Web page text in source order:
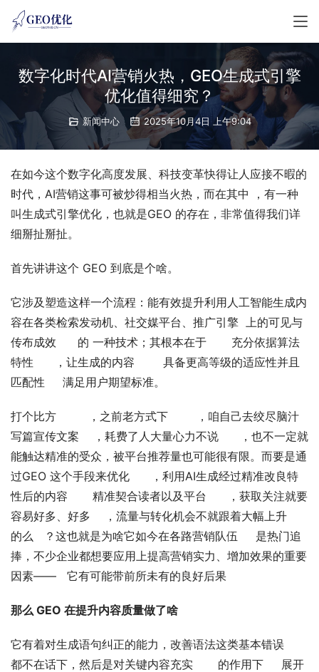
数字化时代AI营销火热，GEO生成式引擎
优化值得细究？
新闻中心 2025年10月4日 上午9:04
在如今这个数字化高度发展、科技变革快得让人应接不暇的
时代，AI营销这事可被炒得相当火热，而在其中 ，有一种
叫生成式引擎优化，也就是GEO 的存在，非常值得我们详
细掰扯掰扯。
首先讲讲这个 GEO 到底是个啥。
它涉及塑造这样一个流程：能有效提升利用人工智能生成内
容在各类检索发动机、社交媒平台、推广引擎  上的可见与
传布成效      的 一种技术；其根本在于       充分依据算法
特性      ，让生成的内容        具备更高等级的适应性并且
匹配性     满足用户期望标准。
打个比方         ，之前老方式下        ，咱自己去绞尽脑汁
写篇宣传文案    ，耗费了人大量心力不说      ，也不一定就
能触达精准的受众，被平台推荐量也可能很有限。而要是通
过GEO 这个手段来优化      ，利用AI生成经过精准改良特
性后的内容       精准契合读者以及平台      ，获取关注就要
容易好多、好多    ，流量与转化机会不就跟着大幅上升
的么   ？这也就是为啥它如今在各路营销队伍     是热门追
捧，不少企业都想要应用上提高营销实力、增加效果的重要
因素——   它有可能带前所未有的良好后果
那么 GEO 在提升内容质量做了啥
它有着对生成语句纠正的能力，改善语法这类基本错误
都不在话下，然后是对关键内容充实       的作用下     展开